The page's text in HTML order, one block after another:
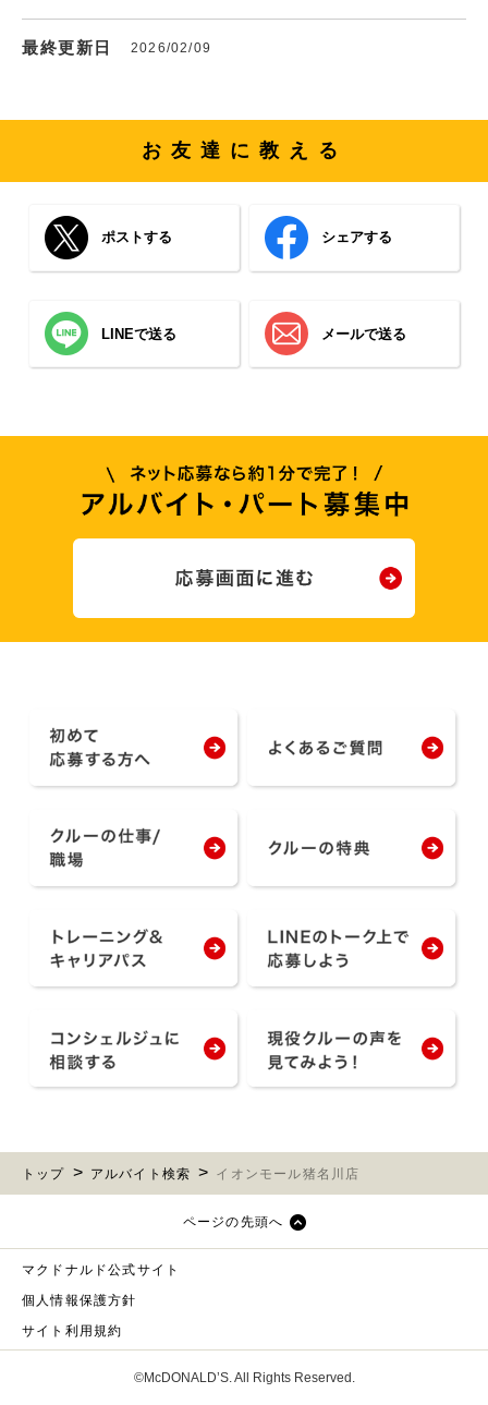
最終更新日 2026/02/09
お友達に教える
ポストする シェアする
LINEで送る メールで送る
トップ アルバイト検索 イオンモール猪名川店
ページの先頭へ
マクドナルド公式サイト
個人情報保護方針
サイト利用規約
©McDONALD’S. All Rights Reserved.